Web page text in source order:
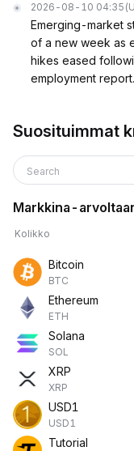
2026-08-10 04:35
Emerging-market
of a new week as
hikes eased
employment report.
Suosituimmat
Search
Markkina-
Kolikko
Bitcoin
BTC
Ethereum
ETH
Solana
SOL
XRP
XRP
USD1
USD1
Tutorial